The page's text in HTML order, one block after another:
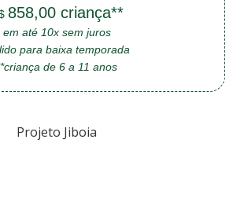
858,00 criança**
em até 10x sem juros
para baixa temporada
de 6 a 11 anos
Projeto Jiboia